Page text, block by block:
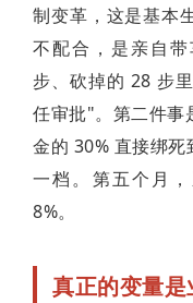
制变革，这是基本
不配合，是亲自
步、砍掉的 28 步
任审批"。第二件
金的 30% 直接绑
一档。第五个月
8%。
真正的变量